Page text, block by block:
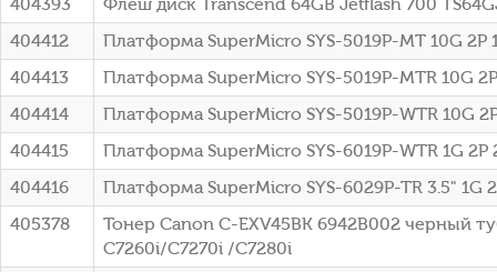
404412
Платформа SuperMicro SYS-5019P-MT 10G 2P
404413
Платформа SuperMicro SYS-5019P-MTR 10G
404414
Платформа SuperMicro SYS-5019P-WTR 10G
404415
Платформа SuperMicro SYS-6019P-WTR 1G 2P
404416
Платформа SuperMicro SYS-6029P-TR 3.5" 1G
405378
Тонер Canon C-EXV45BK 6942B002 черный
C7260i/C7270i /C7280i